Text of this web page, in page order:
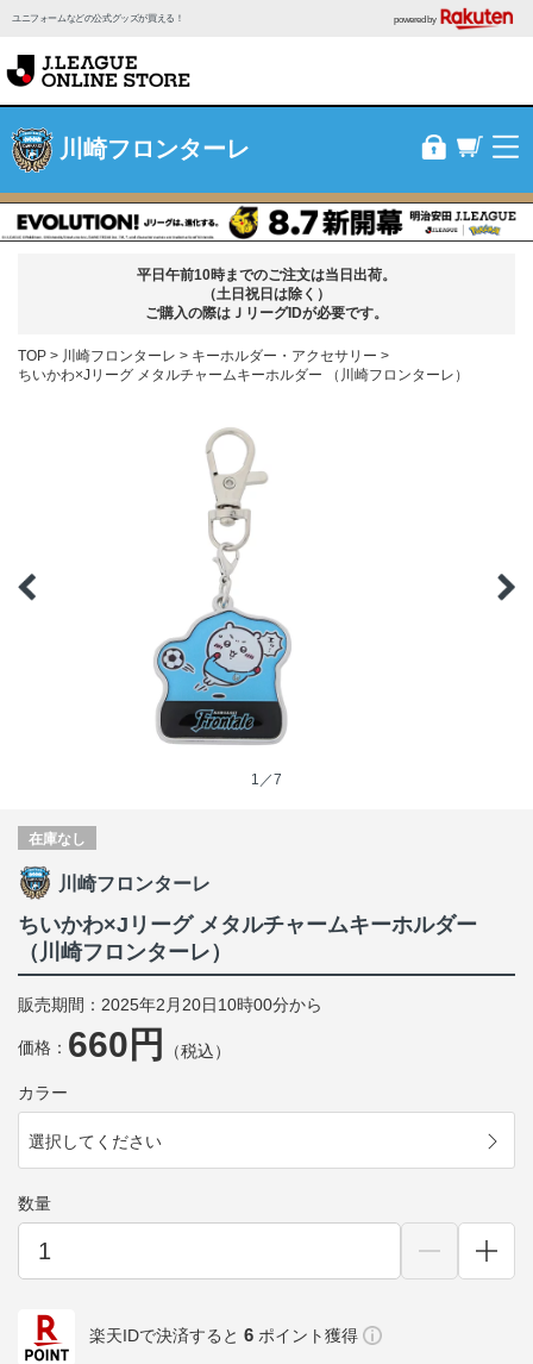
ユニフォームなどの公式グッズが買える！ powered by
川崎フロンターレ
平日午前10時までのご注文は当日出荷。
（土日祝日は除く）
ご購入の際はＪリーグIDが必要です。
TOP 川崎フロンターレ
キーホルダー・アクセサリー
ちいかわ×Jリーグ メタルチャームキーホルダー （川崎フロンターレ）
1／7
在庫なし
川崎フロンターレ
ちいかわ×Jリーグ メタルチャームキーホルダー
（川崎フロンターレ）
販売期間：2025年2月20日10時00分から
価格： 660円 （税込）
カラー
選択してください
数量
楽天IDで決済すると 6 ポイント獲得